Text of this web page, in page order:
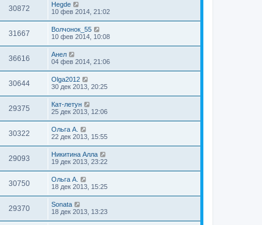
30872
Hegde
10 фев 2014, 21:02
31667
Волчонок_55
10 фев 2014, 10:08
36616
Анел
04 фев 2014, 21:06
30644
Olga2012
30 дек 2013, 20:25
29375
Кат-летун
25 дек 2013, 12:06
30322
Ольга А.
22 дек 2013, 15:55
29093
Никитина Алла
19 дек 2013, 23:22
30750
Ольга А.
18 дек 2013, 15:25
29370
Sonata
18 дек 2013, 13:23